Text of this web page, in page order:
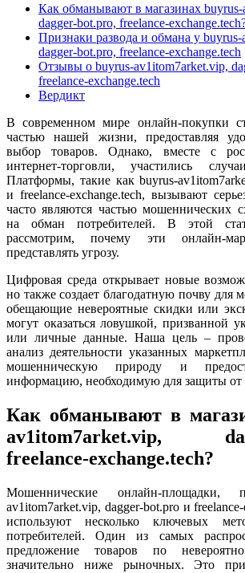
Как обманывают в магазинах
dagger-bot.pro, freelance-
Признаки развода и обмана у
dagger-bot.pro, freelance-exchange.tech
Отзывы о buyrus-av1itom7arket.vip,
freelance-exchange.tech
Вердикт
В современном мире онлайн-покупки
частью нашей жизни, предоставляя
выбор товаров. Однако, вместе с
интернет-торговли, участились
Платформы, такие как buyrus-
и freelance-exchange.tech, вызывают
часто являются частью мошеннических
на обман потребителей. В этой
рассмотрим, почему эти онлайн-
представлять угрозу.
Цифровая среда открывает новые
но также создает благодатную почву для
обещающие невероятные скидки или
могут оказаться ловушкой, призванной
или личные данные. Наша цель –
анализ деятельности указанных
мошенническую природу и
информацию, необходимую для защиты от
Как обманывают в
av1itom7arket.vip,
freelance-exchange.tech?
Мошеннические онлайн-площадки,
av1itom7arket.vip, dagger-bot.pro и freelance-
используют несколько ключевых
потребителей. Один из самых
предложение товаров по
значительно ниже рыночных. Это